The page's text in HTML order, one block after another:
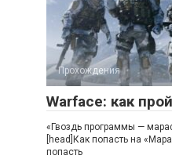
Прохождения
Warface: как
«Гвоздь программы —
[head]Как попасть на
попасть